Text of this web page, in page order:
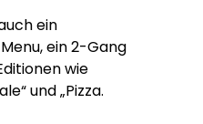
ein
ein 2-Gang
wie
und „Pizza.